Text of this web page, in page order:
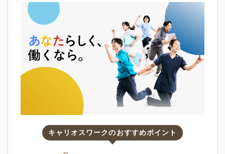
キャリオスワークのおすすめポイント